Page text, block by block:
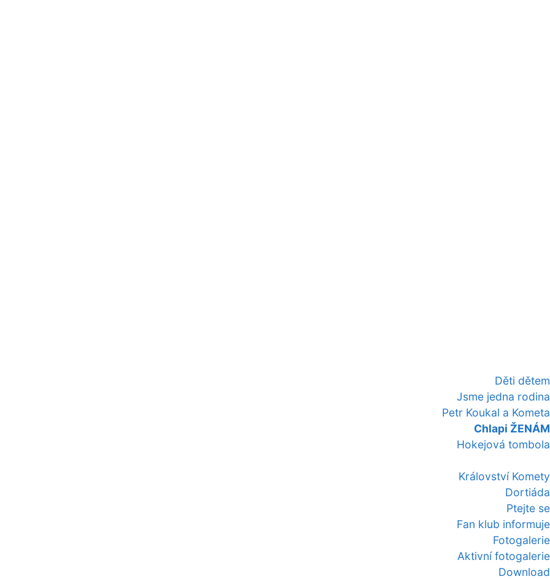
Děti dětem
Jsme jedna rodina
Petr Koukal a Kometa
Chlapi ŽENÁM
Hokejová tombola
Království Komety
Dortiáda
Ptejte se
Fan klub informuje
Fotogalerie
Aktivní fotogalerie
Download